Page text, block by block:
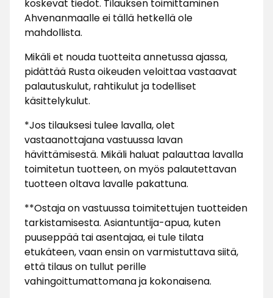
koskevat tiedot. Tilauksen toimittaminen
Ahvenanmaalle ei tällä hetkellä ole
mahdollista.
Mikäli et nouda tuotteita annetussa ajassa,
pidättää Rusta oikeuden veloittaa vastaavat
palautuskulut, rahtikulut ja todelliset
käsittelykulut.
*Jos tilauksesi tulee lavalla, olet
vastaanottajana vastuussa lavan
hävittämisestä. Mikäli haluat palauttaa lavalla
toimitetun tuotteen, on myös palautettavan
tuotteen oltava lavalle pakattuna.
**Ostaja on vastuussa toimitettujen tuotteiden
tarkistamisesta. Asiantuntija-apua, kuten
puuseppää tai asentajaa, ei tule tilata
etukäteen, vaan ensin on varmistuttava siitä,
että tilaus on tullut perille
vahingoittumattomana ja kokonaisena.